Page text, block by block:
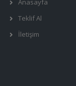
Teklif Al
İletişim